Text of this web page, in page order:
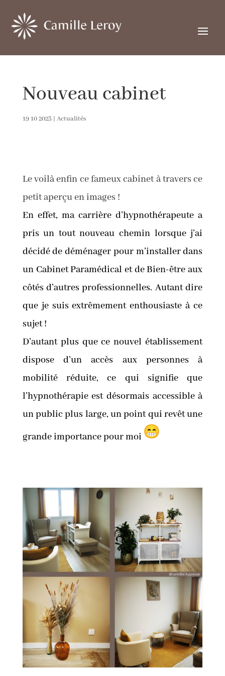
Nouveau cabinet
19 10 2023| Actualités
Le voilà enfin ce fameux cabinet à travers ce
petit aperçu en images !
En effet, ma carrière d’hypnothérapeute a
pris un tout nouveau chemin lorsque j’ai
décidé de déménager pour m’installer dans
un Cabinet Paramédical et de Bien-être aux
côtés d’autres professionnelles. Autant dire
que je suis extrêmement enthousiaste à ce
sujet !
D’autant plus que ce nouvel établissement
dispose d’un accès aux personnes à
mobilité réduite, ce qui signifie que
l’hypnothérapie est désormais accessible à
un public plus large, un point qui revêt une
grande importance pour moi